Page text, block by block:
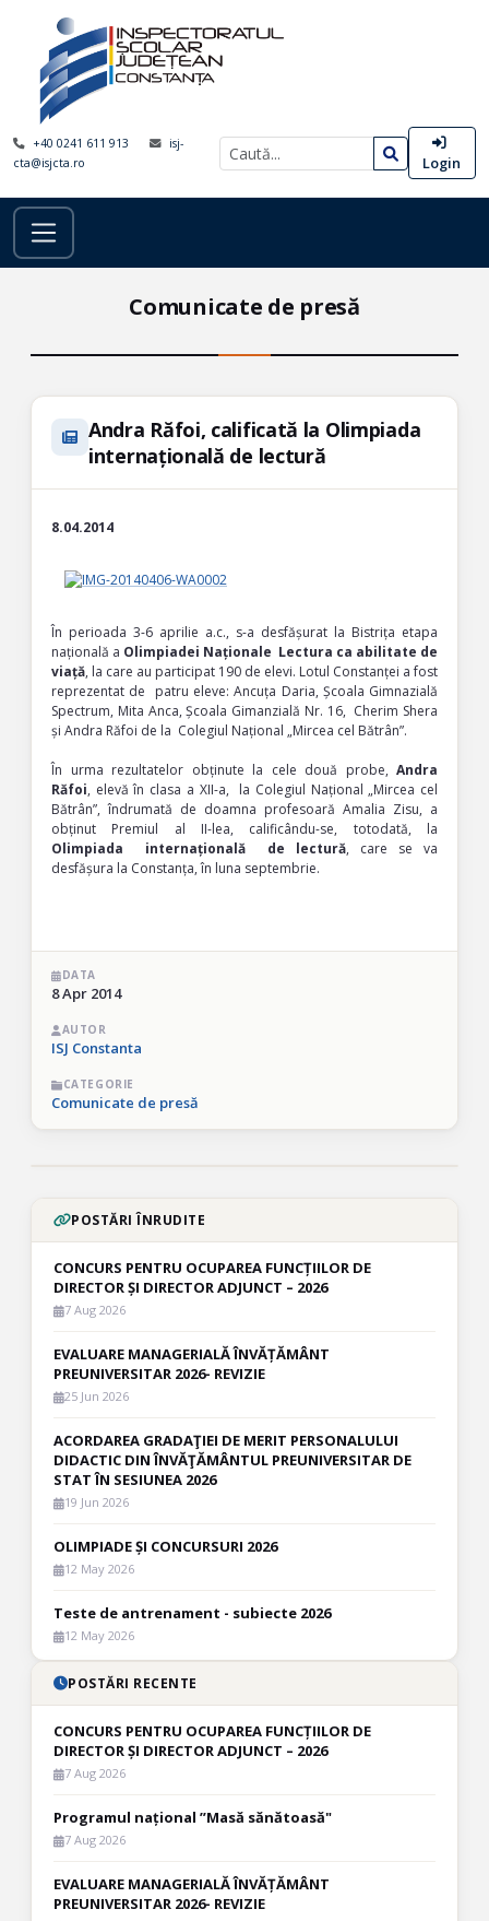
+40 0241 611 913
isj-
cta@isjcta.ro
Login
Comunicate de presă
Andra Răfoi, calificată la Olimpiada
internațională de lectură
8.04.2014
În perioada 3-6 aprilie a.c., s-a desfășurat la Bistrița etapa
națională a Olimpiadei Naționale Lectura ca abilitate de
viață, la care au participat 190 de elevi. Lotul Constanței a fost
reprezentat de patru eleve: Ancuța Daria, Școala Gimnazială
Spectrum, Mita Anca, Școala Gimanzială Nr. 16, Cherim Shera
și Andra Răfoi de la Colegiul Național „Mircea cel Bătrân”.
În urma rezultatelor obținute la cele două probe, Andra
Răfoi, elevă în clasa a XII-a, la Colegiul Național „Mircea cel
Bătrân”, îndrumată de doamna profesoară Amalia Zisu, a
obținut Premiul al II-lea, calificându-se, totodată, la
Olimpiada internațională de lectură, care se va
desfășura la Constanța, în luna septembrie.
DATA
8 Apr 2014
AUTOR
ISJ Constanta
CATEGORIE
Comunicate de presă
POSTĂRI ÎNRUDITE
CONCURS PENTRU OCUPAREA FUNCȚIILOR DE
DIRECTOR ȘI DIRECTOR ADJUNCT – 2026
7 Aug 2026
EVALUARE MANAGERIALĂ ÎNVĂȚĂMÂNT
PREUNIVERSITAR 2026- REVIZIE
25 Jun 2026
ACORDAREA GRADAŢIEI DE MERIT PERSONALULUI
DIDACTIC DIN ÎNVĂŢĂMÂNTUL PREUNIVERSITAR DE
STAT ÎN SESIUNEA 2026
19 Jun 2026
OLIMPIADE ȘI CONCURSURI 2026
12 May 2026
Teste de antrenament - subiecte 2026
12 May 2026
POSTĂRI RECENTE
CONCURS PENTRU OCUPAREA FUNCȚIILOR DE
DIRECTOR ȘI DIRECTOR ADJUNCT – 2026
7 Aug 2026
Programul național ”Masă sănătoasă"
7 Aug 2026
EVALUARE MANAGERIALĂ ÎNVĂȚĂMÂNT
PREUNIVERSITAR 2026- REVIZIE